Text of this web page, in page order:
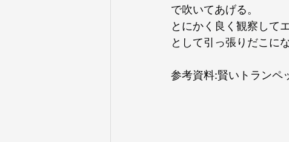
で吹いてあげる。
とにかく良く観察して
として引っ張りだこに
参考資料:賢いトランペ